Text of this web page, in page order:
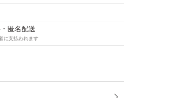
途は様々ですのでたっぷりご使
てます
匿名配送
に支払われます